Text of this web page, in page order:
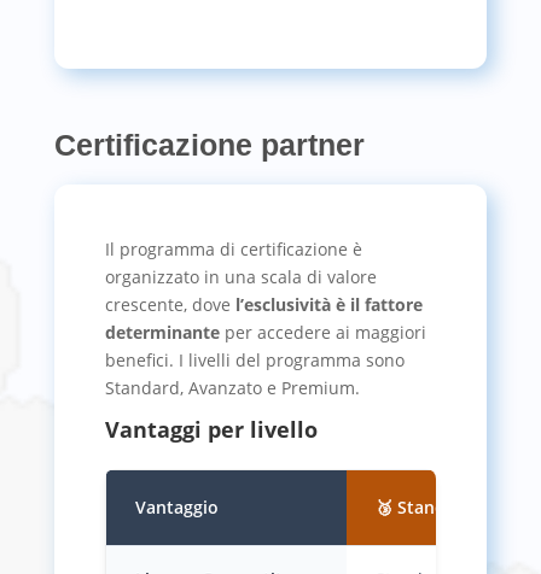
Certificazione partner
Il programma di certificazione è
organizzato in una scala di valore
crescente, dove l’esclusività è il fattore
determinanteper accedere ai maggiori
benefici. I livelli del programma sono
Standard, Avanzato e Premium.
Vantaggi per livello
Vantaggio 🥉 Standard